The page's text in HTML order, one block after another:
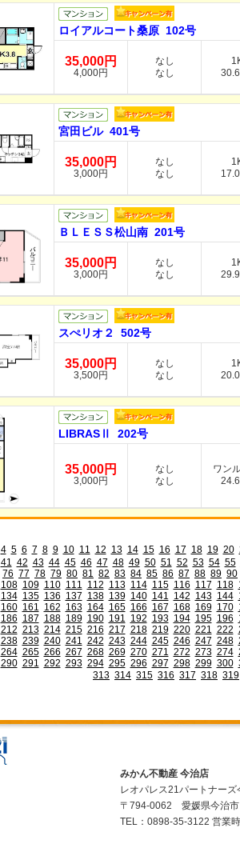
ロイアルコート桑原 102号
35,000円
4,000円
なし
なし
宮田ビル 401号
35,000円
3,000円
なし
なし
ＢＬＥＳＳ松山南 201号
35,000円
3,000円
なし
なし
スぺリオ２ 502号
35,000円
3,500円
なし
なし
LIBRASⅡ 202号
35,000円
3,000円
なし
なし
ワン
4 5 6 7 8 9 10 11 12 13 14 15 16 17 18 19 20
41 42 43 44 45 46 47 48 49 50 51 52 53 54 55
76 77 78 79 80 81 82 83 84 85 86 87 88 89 90
108 109 110 111 112 113 114 115 116 117 118
134 135 136 137 138 139 140 141 142 143 144
160 161 162 163 164 165 166 167 168 169 170
186 187 188 189 190 191 192 193 194 195 196
212 213 214 215 216 217 218 219 220 221 222
238 239 240 241 242 243 244 245 246 247 248
264 265 266 267 268 269 270 271 272 273 274
290 291 292 293 294 295 296 297 298 299 300
313 314 315 316 317 318 319
みかん不動産 今治店
レオパレス21パートナーズ
〒794-0062 愛媛県今治市
TEL：0898-35-3122 営業